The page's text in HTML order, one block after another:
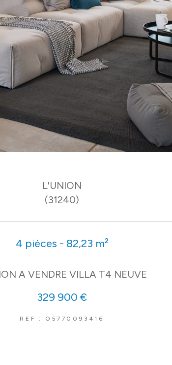
L'UNION
(31240)
4 pièces - 82,23 m²
A VENDRE VILLA T4 NEUVE
329 900 €
REF : O5770093416